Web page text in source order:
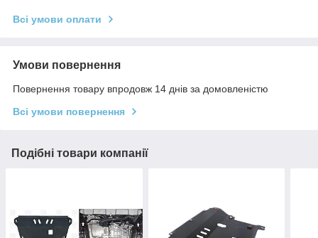
Всі умови оплати
Умови повернення
Повернення товару впродовж 14 днів за домовленістю
Всі умови повернення
Подібні товари компанії